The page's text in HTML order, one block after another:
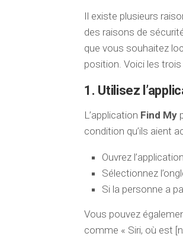
Il existe plusieurs
des raisons de
que vous souhaitez
position. Voici les
1. Utilisez
L’application Find My
condition qu’ils aient
Ouvrez l’application
Sélectionnez
Si la personne a
Vous pouvez
comme « Siri, où est